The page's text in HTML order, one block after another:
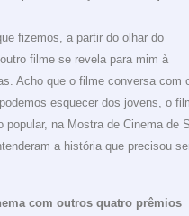
fizemos, a partir do olhar do
filme se revela para mim à
Acho que o filme conversa com
esquecer dos jovens, o
na Mostra de Cinema de
a história que precisou
com outros quatro prêmios